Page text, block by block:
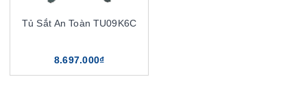
Tủ Sắt An Toàn TU09K6C
8.697.000₫